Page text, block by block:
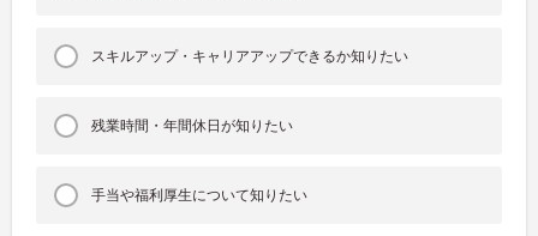
スキルアップ・キャリアアップできるか知りたい
残業時間・年間休日が知りたい
手当や福利厚生について知りたい